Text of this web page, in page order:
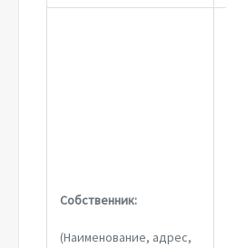
Собственник:
(Наименование, адрес,